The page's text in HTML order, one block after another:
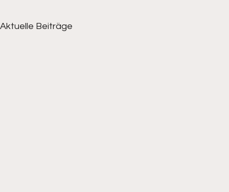
Aktuelle Beiträge